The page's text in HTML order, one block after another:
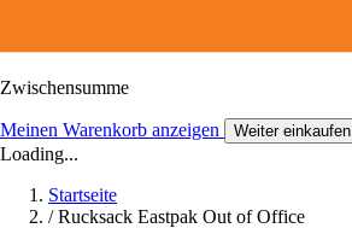
Zwischensumme
Meinen Warenkorb anzeigen Weiter einkaufen
Loading...
Startseite
/ Rucksack Eastpak Out of Office